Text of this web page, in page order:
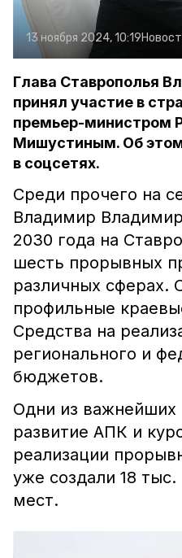
13 ноября 2024, 10:19
Глава Ставрополья
принял участие в
премьер-министром
Мишустиным. Об
в соцсетях.
Среди прочего на
Владимир
2030 года на
шесть прорывных
различных сферах.
профильные
Средства на
регионального и
бюджетов.
Одни из
развитие АПК и
реализации
уже создали 18
мест.